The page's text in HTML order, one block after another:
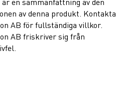
av denna produkt. Kontakta
AB för fullständiga villkor.
AB friskriver sig från